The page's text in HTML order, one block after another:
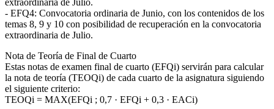
extraordinaria de Julio.
- EFQ4: Convocatoria ordinaria de Junio, con los contenidos de los
temas 8, 9 y 10 con posibilidad de recuperación en la convocatoria
extraordinaria de Julio.
Nota de Teoría de Final de Cuarto
Estas notas de examen final de cuarto (EFQi) servirán para calcular
la nota de teoría (TEOQi) de cada cuarto de la asignatura siguiendo
el siguiente criterio:
TEOQi = MAX(EFQi ; 0,7 · EFQi + 0,3 · EACi)